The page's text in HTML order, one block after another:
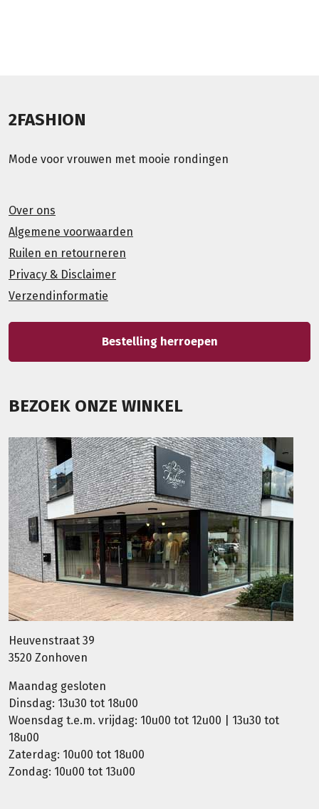
2FASHION
Mode voor vrouwen met mooie rondingen
Over ons
Algemene voorwaarden
Ruilen en retourneren
Privacy & Disclaimer
Verzendinformatie
Bestelling herroepen
BEZOEK ONZE WINKEL
Heuvenstraat 39
3520 Zonhoven
Maandag gesloten
Dinsdag: 13u30 tot 18u00
Woensdag t.e.m. vrijdag: 10u00 tot 12u00 | 13u30 tot
18u00
Zaterdag: 10u00 tot 18u00
Zondag: 10u00 tot 13u00